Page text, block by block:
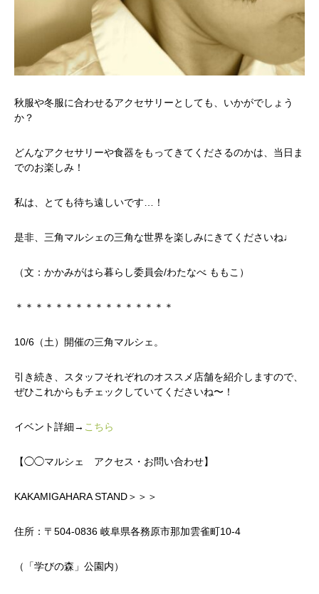
寄り合い
会社概要
秋服や冬服に合わせるアクセサリーとしても、いかがでしょう
か？
どんなアクセサリーや食器をもってきてくださるのかは、当日ま
でのお楽しみ！
私は、とても待ち遠しいです…！
是非、三角マルシェの三角な世界を楽しみにきてくださいね♩
（文：かかみがはら暮らし委員会/わたなべ ももこ）
＊＊＊＊＊＊＊＊＊＊＊＊＊＊＊＊
10/6（土）開催の三角マルシェ。
引き続き、スタッフそれぞれのオススメ店舗を紹介しますので、
ぜひこれからもチェックしていてくださいね〜！
イベント詳細→ こちら
【◯◯マルシェ アクセス・お問い合わせ】
KAKAMIGAHARA STAND＞＞＞
住所：〒504-0836 岐阜県各務原市那加雲雀町10‐4
（「学びの森」公園内）